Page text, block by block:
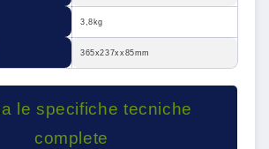
3,8kg
365x237xx85mm
le specifiche tecniche
complete